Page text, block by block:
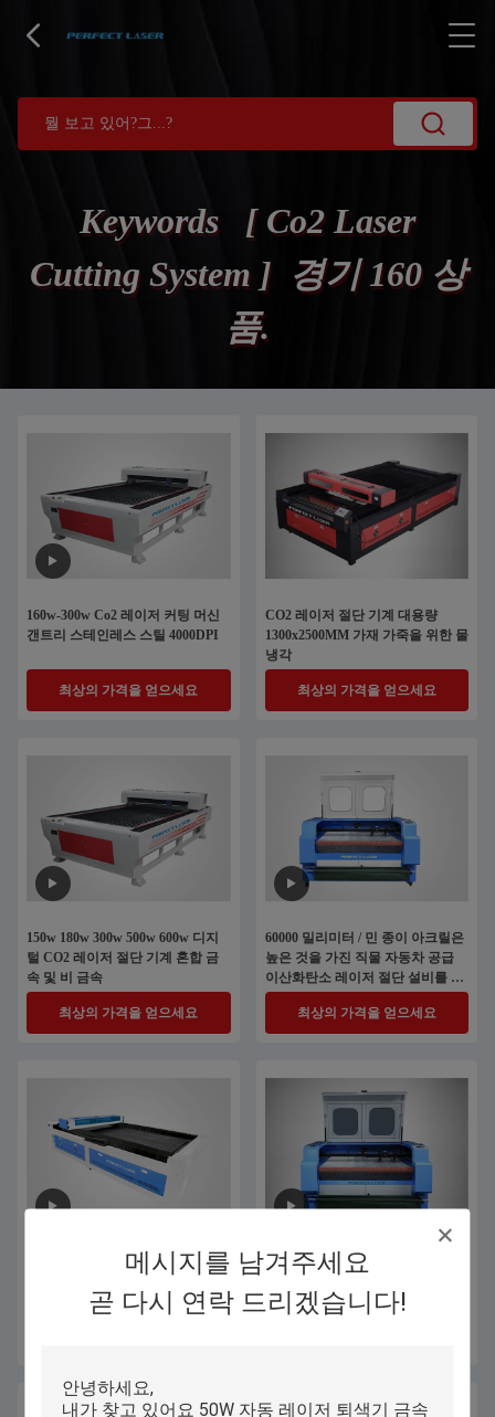
메시지를 남겨주세요
곧 다시 연락 드리겠습니다!
Keywords [ Co2 Laser
Cutting System ] 경기 160 상
품.
160w-300w Co2 레이저 커팅 머신
갠트리 스테인레스 스틸 4000DPI
최상의 가격을 얻으세요
CO2 레이저 절단 기계 대용량
1300x2500MM 가재 가죽을 위한 물
냉각
최상의 가격을 얻으세요
150w 180w 300w 500w 600w 디지
털 CO2 레이저 절단 기계 혼합 금
속 및 비 금속
최상의 가격을 얻으세요
60000 밀리미터 / 민 종이 아크릴은
높은 것을 가진 직물 자동차 공급
이산화탄소 레이저 절단 설비를 나
무로 덮습니다 - 속도 계단구동
최상의 가격을 얻으세요
150w 180w 300w 500w 600w 디지
털 CO2 레이저 절단 기계 혼합 금
속 및 비 금속
고성능 이산화탄소 레이저 절단기/
자동 먹이는 의복 레이저 절단기